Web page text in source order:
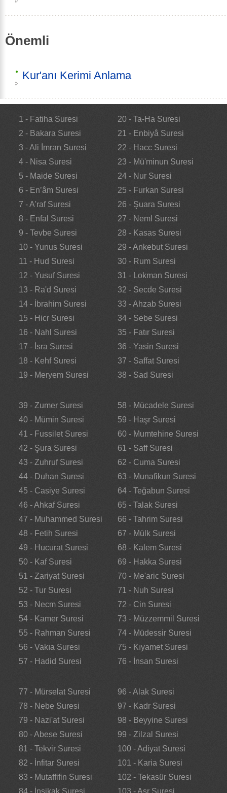
Önemli
Kur'anı Kerimi Anlama
1 - Fatiha Suresi
2 - Bakara Suresi
3 - Ali İmran Suresi
4 - Nisa Suresi
5 - Maide Suresi
6 - En’âm Suresi
7 - A'raf Suresi
8 - Enfal Suresi
9 - Tevbe Suresi
10 - Yunus Suresi
11 - Hud Suresi
12 - Yusuf Suresi
13 - Ra'd Suresi
14 - İbrahim Suresi
15 - Hicr Suresi
16 - Nahl Suresi
17 - İsra Suresi
18 - Kehf Suresi
19 - Meryem Suresi
20 - Ta-Ha Suresi
21 - Enbiyâ Suresi
22 - Hacc Suresi
23 - Mü'minun Suresi
24 - Nur Suresi
25 - Furkan Suresi
26 - Şuara Suresi
27 - Neml Suresi
28 - Kasas Suresi
29 - Ankebut Suresi
30 - Rum Suresi
31 - Lokman Suresi
32 - Secde Suresi
33 - Ahzab Suresi
34 - Sebe Suresi
35 - Fatır Suresi
36 - Yasin Suresi
37 - Saffat Suresi
38 - Sad Suresi
39 - Zumer Suresi
40 - Mümin Suresi
41 - Fussilet Suresi
42 - Şura Suresi
43 - Zuhruf Suresi
44 - Duhan Suresi
45 - Casiye Suresi
46 - Ahkaf Suresi
47 - Muhammed Suresi
48 - Fetih Suresi
49 - Hucurat Suresi
50 - Kaf Suresi
51 - Zariyat Suresi
52 - Tur Suresi
53 - Necm Suresi
54 - Kamer Suresi
55 - Rahman Suresi
56 - Vakıa Suresi
57 - Hadid Suresi
58 - Mücadele Suresi
59 - Haşr Suresi
60 - Mumtehine Suresi
61 - Saff Suresi
62 - Cuma Suresi
63 - Munafikun Suresi
64 - Teğabun Suresi
65 - Talak Suresi
66 - Tahrim Suresi
67 - Mülk Suresi
68 - Kalem Suresi
69 - Hakka Suresi
70 - Me'aric Suresi
71 - Nuh Suresi
72 - Cin Suresi
73 - Müzzemmil Suresi
74 - Müdessir Suresi
75 - Kıyamet Suresi
76 - İnsan Suresi
77 - Mürselat Suresi
78 - Nebe Suresi
79 - Nazi'at Suresi
80 - Abese Suresi
81 - Tekvir Suresi
82 - İnfitar Suresi
83 - Mutaffifin Suresi
84 - İnşikak Suresi
96 - Alak Suresi
97 - Kadr Suresi
98 - Beyyine Suresi
99 - Zilzal Suresi
100 - Adiyat Suresi
101 - Karia Suresi
102 - Tekasür Suresi
103 - Asr Suresi